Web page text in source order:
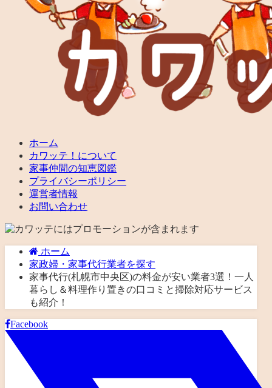
ホーム
カワッテ！について
家事仲間の知恵図鑑
プライバシーポリシー
運営者情報
お問い合わせ
ホーム
家政婦・家事代行業者を探す
家事代行(札幌市中央区)の料金が安い業者3選！一人
暮らし＆料理作り置きの口コミと掃除対応サービス
も紹介！
Facebook